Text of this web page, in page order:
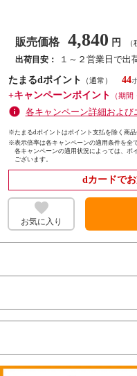
販売価格 4,840 円 （
出荷目安：
１～２営業日で出
たまるdポイント
（通常）
44
+キャンペーンポイント
（期間
各キャンペーン詳細および
※たまるdポイントはポイント支払を除く商品
※表示倍率は各キャンペーンの適用条件を全
各キャンペーンの適用状況によっては、ポ
ございます。
dカードで
お気に入り